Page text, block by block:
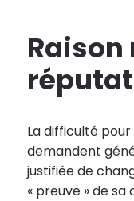
Raison
La difficulté
demandent
justifiée de
« preuve » de